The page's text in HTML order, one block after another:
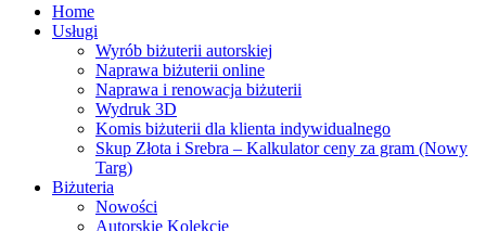
Home
Usługi
Wyrób biżuterii autorskiej
Naprawa biżuterii online
Naprawa i renowacja biżuterii
Wydruk 3D
Komis biżuterii dla klienta indywidualnego
Skup Złota i Srebra – Kalkulator ceny za gram (Nowy
Targ)
Biżuteria
Nowości
Autorskie Kolekcje